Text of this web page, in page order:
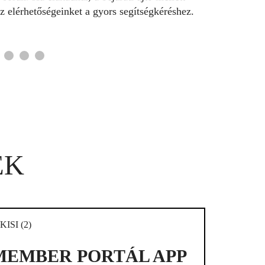
elérhetőségeinket a gyors segítségkéréshez.
is. Örülünk, ha aktív vagy, bátran
PORTÁL APP